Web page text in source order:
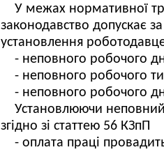
У межах нормативної
законодавство допускає
установлення
- неповного робочого
- неповного робочого
- неповного робочого
Установлюючи
згідно зі статтею 56 КЗпП
- оплата праці